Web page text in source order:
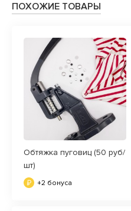
ПОХОЖИЕ ТОВАРЫ
Обтяжка пуговиц (50 руб/
шт)
+2 бонуса